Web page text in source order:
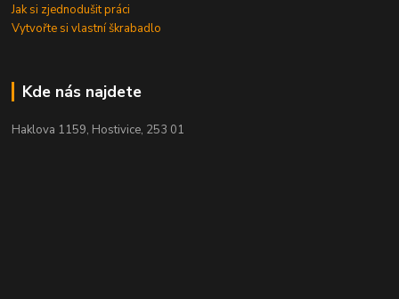
Jak si zjednodušit práci
Vytvořte si vlastní škrabadlo
Kde nás najdete
Haklova 1159, Hostivice, 253 01